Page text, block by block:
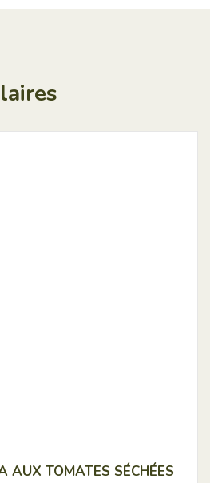
AUX TOMATES SÉCHÉES